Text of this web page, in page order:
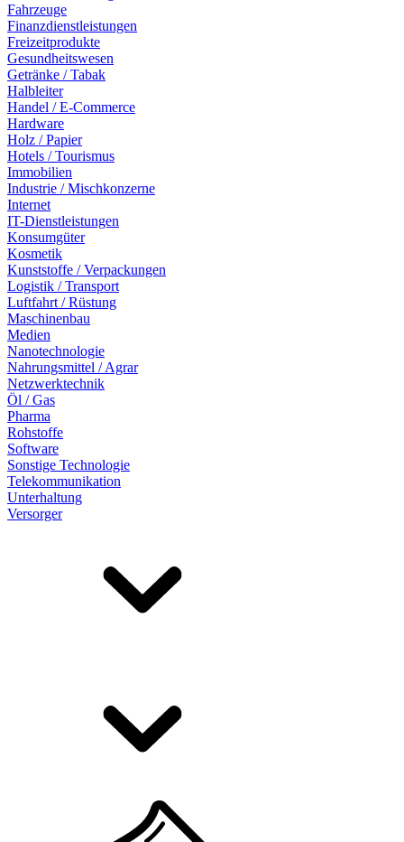
Fahrzeuge
Finanzdienstleistungen
Freizeitprodukte
Gesundheitswesen
Getränke / Tabak
Halbleiter
Handel / E-Commerce
Hardware
Holz / Papier
Hotels / Tourismus
Immobilien
Industrie / Mischkonzerne
Internet
IT-Dienstleistungen
Konsumgüter
Kosmetik
Kunststoffe / Verpackungen
Logistik / Transport
Luftfahrt / Rüstung
Maschinenbau
Medien
Nanotechnologie
Nahrungsmittel / Agrar
Netzwerktechnik
Öl / Gas
Pharma
Rohstoffe
Software
Sonstige Technologie
Telekommunikation
Unterhaltung
Versorger